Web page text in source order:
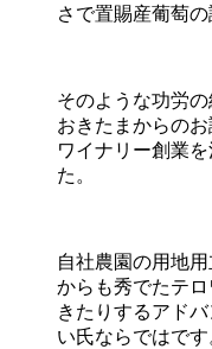
さで置賜産葡萄の
そのような功労
おきたまからの
ワイナリー創業
た。
自社農園の用地
からも秀でたテ
きたりするアド
い氏ならではで